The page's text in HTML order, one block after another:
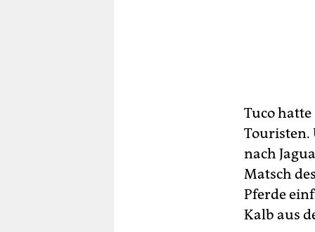
Tuco
Touristen.
nach
Matsch
Pferde
Kalb aus